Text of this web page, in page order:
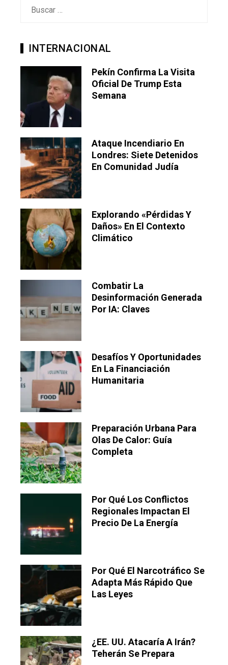
INTERNACIONAL
Pekín Confirma La Visita
Oficial De Trump Esta
Semana
Ataque Incendiario En
Londres: Siete Detenidos
En Comunidad Judía
Explorando «pérdidas Y
Daños» En El Contexto
Climático
Combatir La
Desinformación Generada
Por IA: Claves
Desafíos Y Oportunidades
En La Financiación
Humanitaria
Preparación Urbana Para
Olas De Calor: Guía
Completa
Por Qué Los Conflictos
Regionales Impactan El
Precio De La Energía
Por Qué El Narcotráfico Se
Adapta Más Rápido Que
Las Leyes
¿EE. UU. Atacaría A Irán?
Teherán Se Prepara